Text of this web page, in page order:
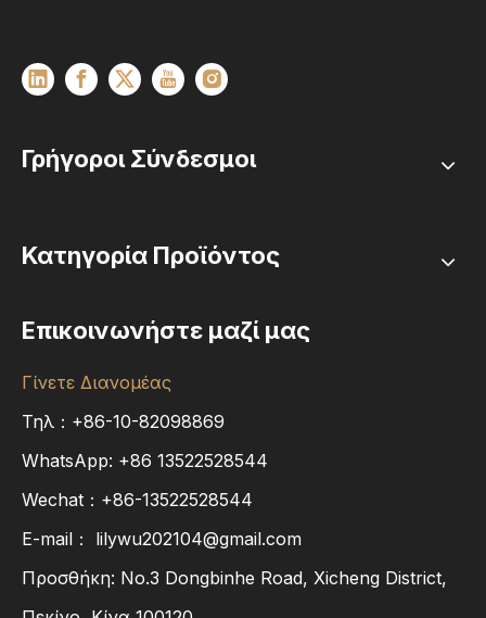
Γρήγοροι Σύνδεσμοι
Κατηγορία Προϊόντος
Επικοινωνήστε μαζί μας
Γίνετε Διανομέας
Τηλ：+86-10-82098869
WhatsApp: +86 13522528544
Wechat：+86-13522528544
E-mail： lilywu202104@gmail.com
Προσθήκη: No.3 Dongbinhe Road, Xicheng District,